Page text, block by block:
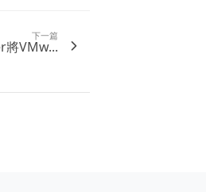
下一篇
將VMw...